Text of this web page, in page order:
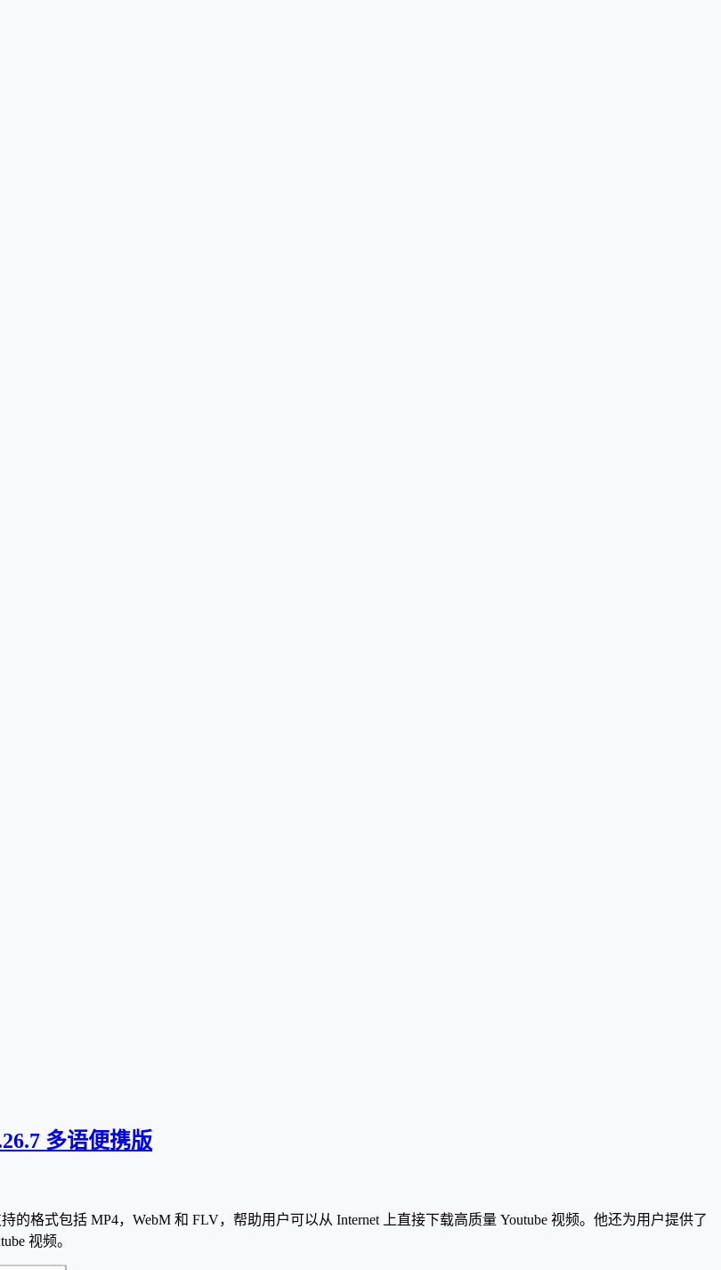
多语便携版
的格式包括 MP4，WebM 和 FLV，帮助用户可以从 Internet 上直接下载高质量 Youtube 视频。他还为用户提供了
视频。